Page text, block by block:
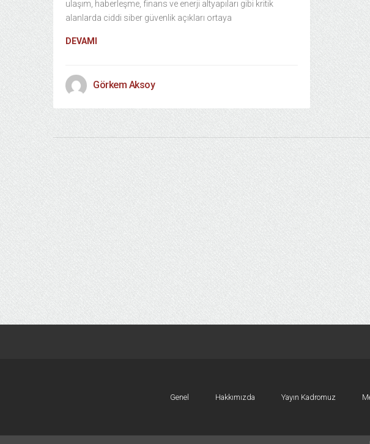
ulaşım, haberleşme, finans ve enerji altyapıları gibi kritik
alanlarda ciddi siber güvenlik açıkları ortaya
DEVAMI
Görkem Aksoy
Genel Hakkımızda Yayın Kadromuz